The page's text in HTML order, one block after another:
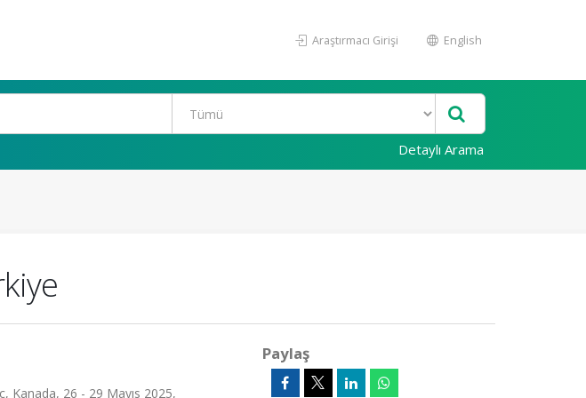
Araştırmacı Girişi English
Detaylı Arama
Kanada, 26 - 29 Mayıs 2025,
Paylaş